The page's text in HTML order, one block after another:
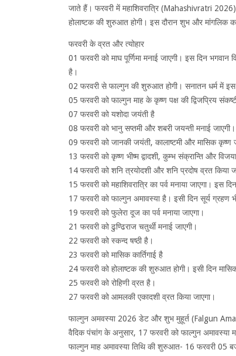
जाते हैं। फरवरी में महाशिवरात्रि (Mahashivratri
होलाष्टक की शुरुआत होगी। इस दौरान शुभ और मांगलिक
फरवरी के व्रत और त्योहार
01 फरवरी को माघ पूर्णिमा मनाई जाएगी। इस दिन भगवान
है।
02 फरवरी से फाल्गुन की शुरुआत होगी। सनातन धर्म में इस
05 फरवरी को फाल्गुन माह के कृष्ण पक्ष की द्विजप्रिय
07 फरवरी को यशोदा जयंती है
08 फरवरी को भानु सप्तमी और शबरी जयन्ती मनाई जाएगी।
09 फरवरी को जानकी जयंती, कालाष्टमी और मासिक कृष्ण
13 फरवरी को कृष्ण भीष्म द्वादशी, कुम्भ संक्रान्ति और
14 फरवरी को शनि त्रयोदशी और शनि प्रदोष व्रत किया
15 फरवरी को महाशिवरात्रि का पर्व मनाया जाएगा। इस
17 फरवरी को फाल्गुन अमावस्या है। इसी दिन सूर्य ग्रहण
19 फरवरी को फुलेरा दूज का पर्व मनाया जाएगा।
21 फरवरी को ढुण्ढिराज चतुर्थी मनाई जाएगी।
22 फरवरी को स्कन्द षष्ठी है।
23 फरवरी को मासिक कार्तिगाई है
24 फरवरी को होलाष्टक की शुरुआत होगी। इसी दिन मासिक
25 फरवरी को रोहिणी व्रत है।
27 फरवरी को आमलकी एकादशी व्रत किया जाएगा।
फाल्गुन अमवस्या 2026 डेट और शुभ मुहूर्त (Falgun
वैदिक पंचांग के अनुसार, 17 फरवरी को फाल्गुन अमावस्या
फाल्गुन माह अमावस्या तिथि की शुरुआत- 16 फरवरी 05